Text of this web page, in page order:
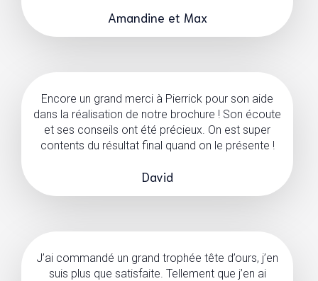
Amandine et Max
Encore un grand merci à Pierrick pour son aide
dans la réalisation de notre brochure ! Son écoute
et ses conseils ont été précieux. On est super
contents du résultat final quand on le présente !
David
J’ai commandé un grand trophée tête d’ours, j’en
suis plus que satisfaite. Tellement que j’en ai